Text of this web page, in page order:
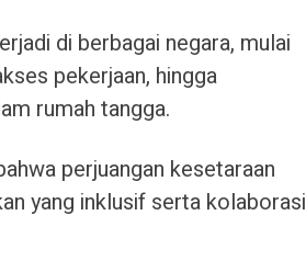
di berbagai negara, mulai
pekerjaan, hingga
rumah tangga.
perjuangan kesetaraan
yang inklusif serta kolaborasi